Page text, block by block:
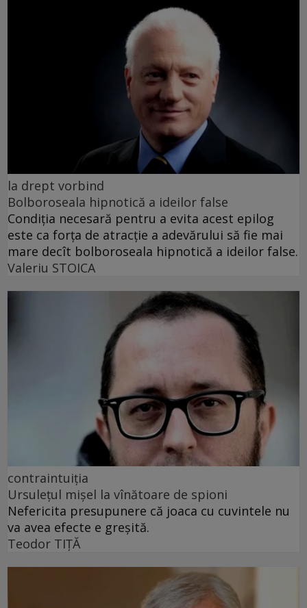
la drept vorbind
Bolboroseala hipnotică a ideilor false
Condiția necesară pentru a evita acest epilog
este ca forța de atracție a adevărului să fie mai
mare decît bolboroseala hipnotică a ideilor false.
Valeriu STOICA
contraintuiția
Ursulețul mișel la vînătoare de spioni
Nefericita presupunere că joaca cu cuvintele nu
va avea efecte e greșită.
Teodor TIŢĂ